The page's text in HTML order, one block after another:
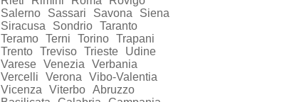
Salerno
Sassari Savona
Siena
Siracusa
Sondrio Taranto
Teramo Terni Torino Trapani
Trento Treviso Trieste
Udine
Varese Venezia
Verbania
Vercelli
Verona
Vibo-Valentia
Vicenza
Viterbo Abruzzo